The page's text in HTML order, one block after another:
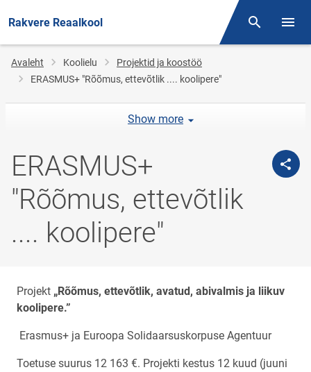
Rakvere Reaalkool Otsing
Jälglink
Avaleht Koolielu
Projektid ja koostöö
ERASMUS+ "Rõõmus, ettevõtlik .... koolipere"
ERASMUS+
"Rõõmus, ettevõtlik
.... koolipere"
Show more
Projekt „Rõõmus, ettevõtlik, avatud, abivalmis ja liikuv
koolipere.”
Erasmus+ ja Euroopa Solidaarsuskorpuse Agentuur
Toetuse suurus 12 163 €. Projekti kestus 12 kuud (juuni